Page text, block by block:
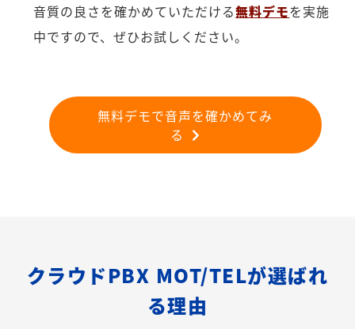
音質の良さを確かめていただける無料デモを実施
中ですので、ぜひお試しください。
無料デモで音声を確かめてみ
る
クラウドPBX MOT/TELが選ばれ
る理由